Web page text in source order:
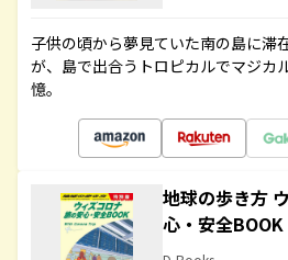
子供の頃から夢見ていた南の島に滞
が、島で出合うトロピカルでマジカ
憶。
地球の歩き方
心・安全BOOK